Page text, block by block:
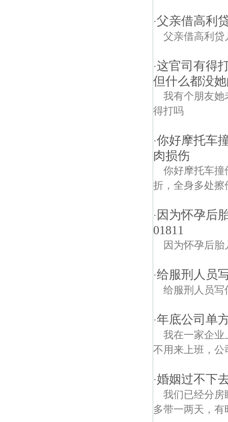
·父亲借高利
父亲借高利贷
·这官司有得
但什么都没
我有个朋友她
得打吗
·你好摩托车
肉损伤
你好摩托车撞
折，全身多处擦
· 因为怀孕后
01811
因为怀孕后
·给服刑人员
给服刑人员写
·年底公司单
我在一家企业
不用来上班，公
·婚姻过不下
我们已经分房
多带一两天，